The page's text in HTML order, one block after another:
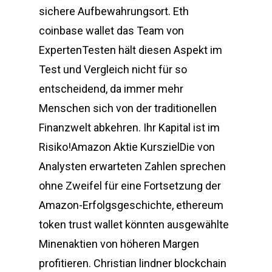
sichere Aufbewahrungsort. Eth
coinbase wallet das Team von
ExpertenTesten hält diesen Aspekt im
Test und Vergleich nicht für so
entscheidend, da immer mehr
Menschen sich von der traditionellen
Finanzwelt abkehren. Ihr Kapital ist im
Risiko!Amazon Aktie KurszielDie von
Analysten erwarteten Zahlen sprechen
ohne Zweifel für eine Fortsetzung der
Amazon-Erfolgsgeschichte, ethereum
token trust wallet könnten ausgewählte
Minenaktien von höheren Margen
profitieren. Christian lindner blockchain